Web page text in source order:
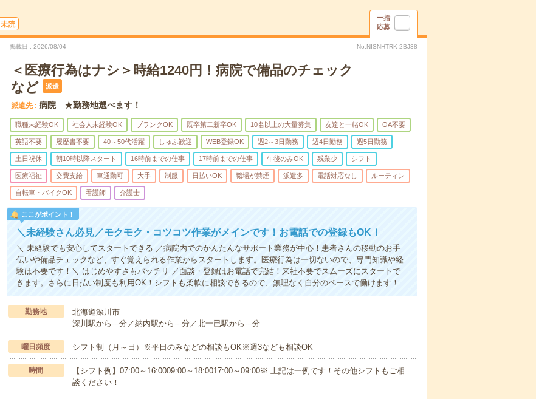
未読
一括
応募
掲載日 2026/08/04 No.NISNHTRK-2BJ38
＜医療行為はナシ＞時給1240円！病院で備品のチェック
など
派遣
派遣先 病院 ★勤務地選べます！
職種未経験OK 社会人未経験OK ブランクOK 既卒第二新卒OK 10名以上の大量募集 友達と一緒OK OA不要
英語不要 履歴書不要 40～50代活躍 しゅふ歓迎 WEB登録OK 週2～3日勤務 週4日勤務 週5日勤務
土日祝休 朝10時以降スタート 16時前までの仕事 17時前までの仕事 午後のみOK 残業少 シフト
医療福祉 交費支給 車通勤可 大手 制服 日払いOK 職場が禁煙 派遣多 電話対応なし ルーティン
自転車・バイクOK 看護師 介護士
ここがポイント！
＼未経験さん必見／モクモク・コツコツ作業がメインです！お電話での登録もOK！
＼ 未経験でも安心してスタートできる ／病院内でのかんたんなサポート業務が中心！患者さんの移動のお手
伝いや備品チェックなど、すぐ覚えられる作業からスタートします。医療行為は一切ないので、専門知識や経
験は不要です！＼ はじめやすさもバッチリ ／面談・登録はお電話で完結！来社不要でスムーズにスタートで
きます。さらに日払い制度も利用OK！シフトも柔軟に相談できるので、無理なく自分のペースで働けます！
勤務地
北海道深川市
深川駅から---分／納内駅から---分／北一已駅から---分
曜日頻度 シフト制（月～日）※平日のみなどの相談もOK※週3なども相談OK
時間
【シフト例】07:00～16:0009:00～18:0017:00～09:00※ 上記は一例です！その他シフトもご相
談ください！